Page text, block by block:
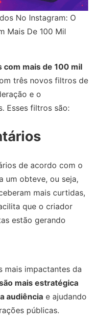
No Instagram: O
Mais De 100 Mil
com mais de 100 mil
três novos filtros de
e o
Esses filtros são:
de acordo com o
um obteve, ou seja,
mais curtidas,
que o criador
estão gerando
mais impactantes da
mais estratégica
audiência e ajudando
públicas.